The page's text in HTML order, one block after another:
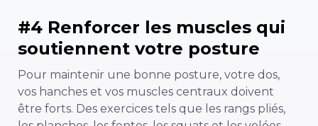
#4 Renforcer les muscles qui
soutiennent votre posture
Pour maintenir une bonne posture, votre dos,
vos hanches et vos muscles centraux doivent
être forts. Des exercices tels que les rangs pliés,